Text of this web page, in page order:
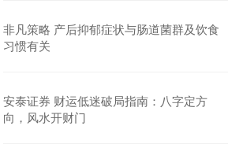
非凡策略 产后抑郁症状与肠道菌群及饮食
习惯有关
安泰证券 财运低迷破局指南：八字定方
向，风水开财门